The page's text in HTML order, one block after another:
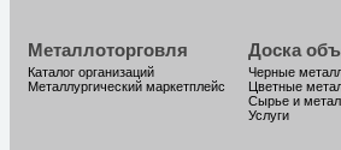
Металлоторговля
Каталог организаций
Металлургический маркетплейс
Доска
Черные
Цветные
Сырье и
Услуги